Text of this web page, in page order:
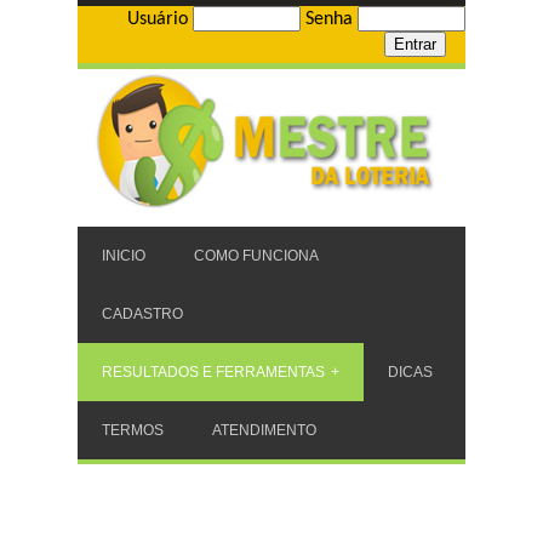
Usuário Senha
INICIO COMO FUNCIONA
CADASTRO
RESULTADOS E FERRAMENTAS DICAS
TERMOS ATENDIMENTO